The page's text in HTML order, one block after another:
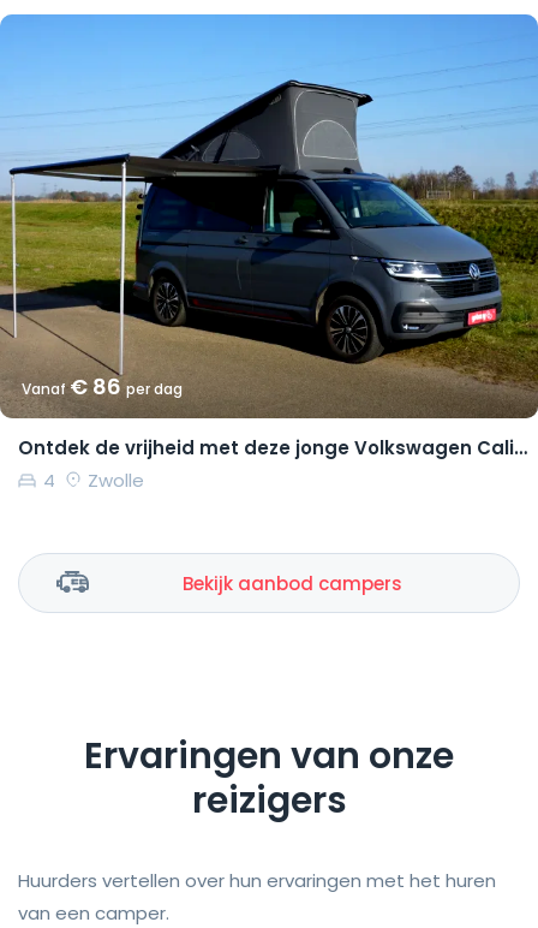
Vanaf€ 86per dag
Ontdek de vrijheid met deze jonge Volkswagen California Coast
4
Zwolle
Bekijk aanbod campers
Ervaringen van onze
reizigers
Huurders vertellen over hun ervaringen met het huren
van een camper.